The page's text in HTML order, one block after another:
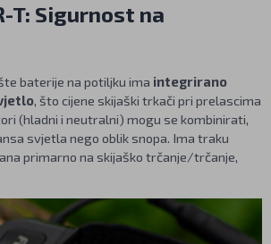
T: Sigurnost na
baterije na potiljku ima integrirano
, što cijene skijaški trkači pri prelascima
(hladni i neutralni) mogu se kombinirati,
svjetla nego oblik snopa. Ima traku
primarno na skijaško trčanje/trčanje,